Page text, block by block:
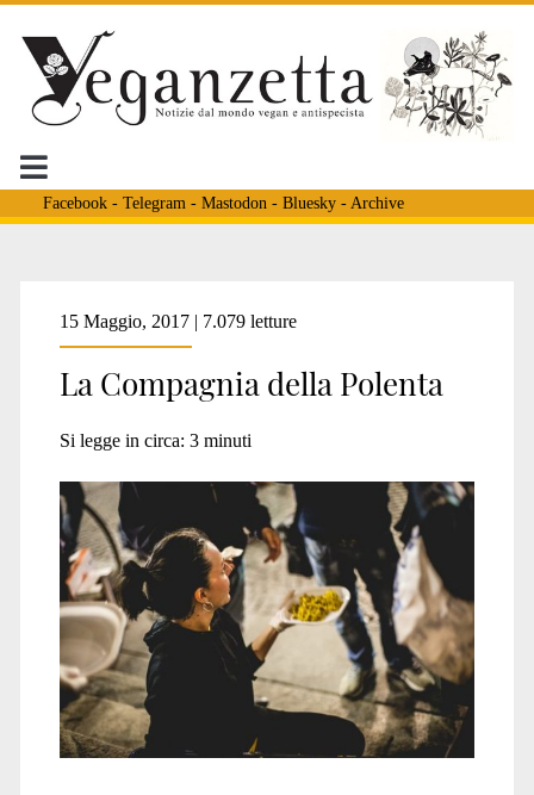
Facebook- Telegram - Mastodon - Bluesky- Archive
Tag:
<span>ditribuzione
pasti
vegani</span>
15 Maggio, 2017 | 7.079 letture
La Compagnia della Polenta
Si legge in circa: 3 minuti